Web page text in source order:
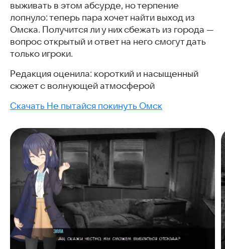
выживать в этом абсурде, но терпение
лопнуло: теперь пара хочет найти выход из
Омска. Получится ли у них сбежать из города —
вопрос открытый и ответ на него смогут дать
только игроки.
Редакция оценила: короткий и насыщенный
сюжет с волнующей атмосферой
Скачать Не пытайся покинуть Омск